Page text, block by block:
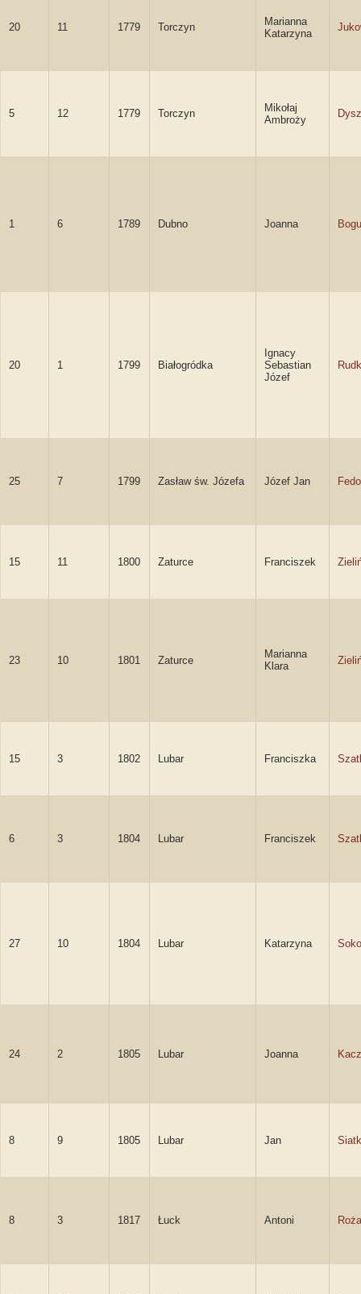
20 11 1779 Torczyn
Marianna
Katarzyna
5 12 1779 Torczyn
Mikołaj
Ambroży
1 6 1789 Dubno Joanna
20 1 1799 Białogródka
Ignacy
Sebastian
Józef
25 7 1799 Zasław św. Józefa Józef Jan
15 11 1800 Zaturce Franciszek
23 10 1801 Zaturce
Marianna
Klara
15 3 1802 Lubar Franciszka
6 3 1804 Lubar Franciszek
27 10 1804 Lubar Katarzyna
24 2 1805 Lubar Joanna
8 9 1805 Lubar Jan
8 3 1817 Łuck Antoni